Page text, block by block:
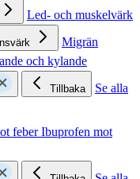
Led- och muskelvärk
Migrän
och kylande
Tillbaka
Se alla
feberIbuprofen mot